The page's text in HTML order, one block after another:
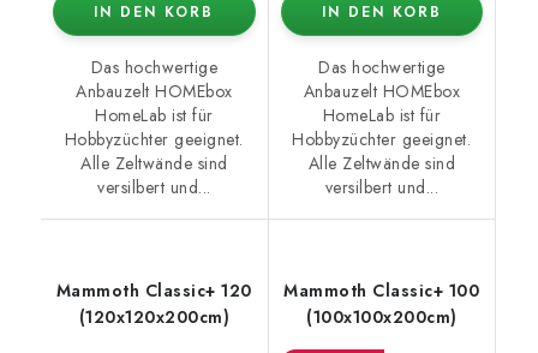
IN DEN KORB
Das hochwertige
Anbauzelt HOMEbox
HomeLab ist für
Hobbyzüchter geeignet.
Alle Zeltwände sind
versilbert und...
IN DEN KORB
Das hochwertige
Anbauzelt HOMEbox
HomeLab ist für
Hobbyzüchter geeignet.
Alle Zeltwände sind
versilbert und...
Mammoth Classic+ 120
(120x120x200cm)
Mammoth Classic+ 100
(100x100x200cm)